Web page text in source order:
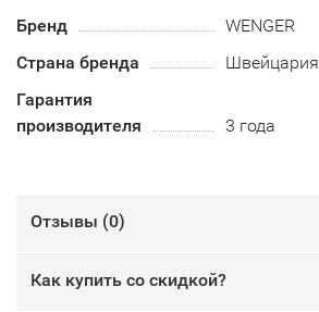
Бренд
WENGER
Страна бренда
Швейцария
Гарантия
производителя
3 года
Отзывы (0)
Как купить со скидкой?